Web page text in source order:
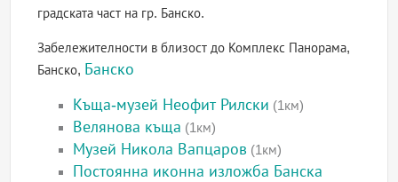
градската част на гр. Банско.
Забележителности в близост до Комплекс Панорама,
Банско, Банско
Къща-музей Неофит Рилски (1км)
Велянова къща (1км)
Музей Никола Вапцаров (1км)
Постоянна иконна изложба Банска